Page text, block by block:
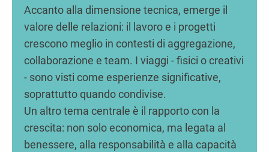
Accanto alla dimensione tecnica, emerge il
valore delle relazioni: il lavoro e i progetti
crescono meglio in contesti di aggregazione,
collaborazione e team. I viaggi - fisici o creativi
- sono visti come esperienze significative,
soprattutto quando condivise.
Un altro tema centrale è il rapporto con la
crescita: non solo economica, ma legata al
benessere, alla responsabilità e alla capacità